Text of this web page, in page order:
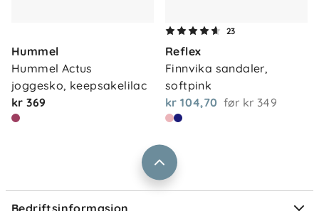
Hummel
Hummel Actus
joggesko, keepsakelilac
kr 369
23
Reflex
Finnvika sandaler,
softpink
kr 104,70 før kr 349
Bedriftsinformasjon
Våre butikker
Vårt samfunnsansvar
Jobbe i Barnas Hus
Frakt og levering
Retur og reklamasjon
Ofte stilte spørsmål